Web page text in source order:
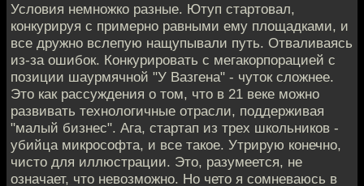
Условия немножко разные. Ютуп стартовал,
конкурируя с примерно равными ему площадками, и
все дружно вслепую нащупывали путь. Отваливаясь
из-за ошибок. Конкурировать с мегакорпорацией с
позиции шаурмячной "У Вазгена" - чуток сложнее.
Это как рассуждения о том, что в 21 веке можно
развивать технологичные отрасли, поддерживая
"малый бизнес". Ага, стартап из трех школьников -
убийца микрософта, и все такое. Утрирую конечно,
чисто для иллюстрации. Это, разумеется, не
означает, что невозможно. Но чето я сомневаюсь в